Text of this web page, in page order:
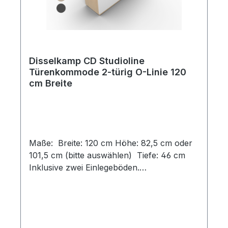
Disselkamp CD Studioline
Türenkommode 2-türig O-Linie 120
cm Breite
Maße: Breite: 120 cm Höhe: 82,5 cm oder
101,5 cm (bitte auswählen) Tiefe: 46 cm
Inklusive zwei Einlegeböden.